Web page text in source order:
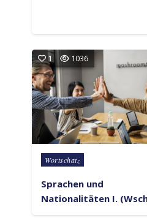
1 1036
Posted in
Wortschatz
Sprachen und
Nationalitäten I.